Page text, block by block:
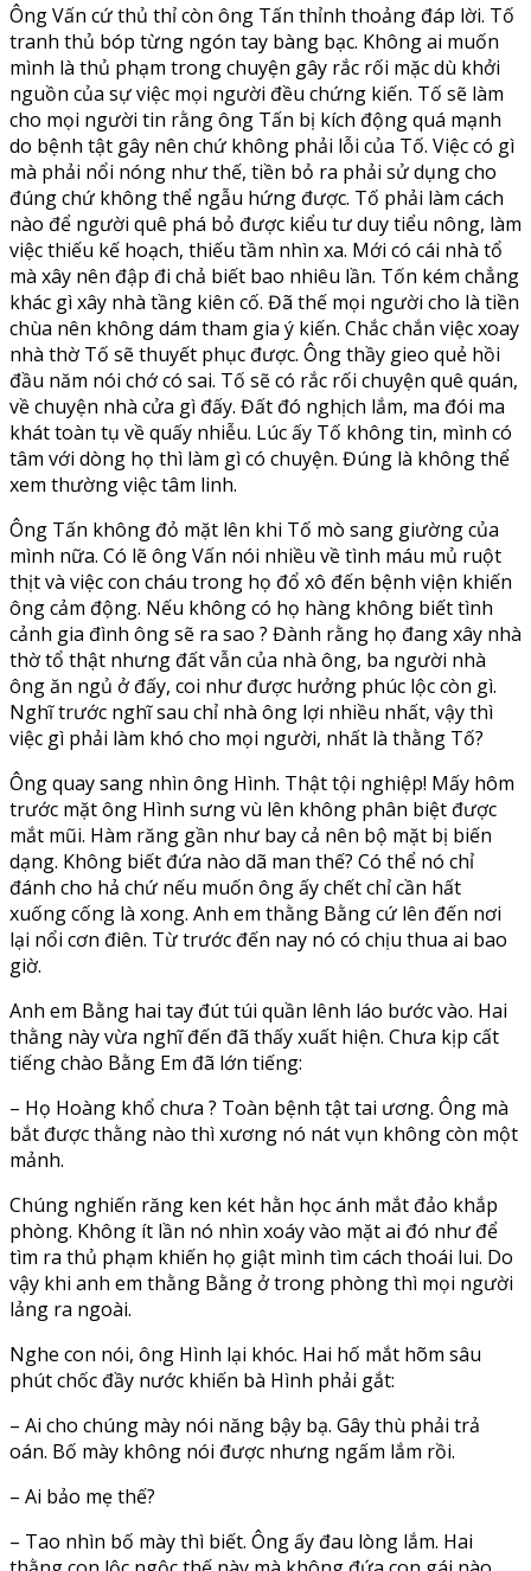
Ông Vấn cứ thủ thỉ còn ông Tấn thỉnh thoảng đáp lời. Tố
tranh thủ bóp từng ngón tay bàng bạc. Không ai muốn
mình là thủ phạm trong chuyện gây rắc rối mặc dù khởi
nguồn của sự việc mọi người đều chứng kiến. Tố sẽ làm
cho mọi người tin rằng ông Tấn bị kích động quá mạnh
do bệnh tật gây nên chứ không phải lỗi của Tố. Việc có gì
mà phải nổi nóng như thế, tiền bỏ ra phải sử dụng cho
đúng chứ không thể ngẫu hứng được. Tố phải làm cách
nào để người quê phá bỏ được kiểu tư duy tiểu nông, làm
việc thiếu kế hoạch, thiếu tầm nhìn xa. Mới có cái nhà tổ
mà xây nên đập đi chả biết bao nhiêu lần. Tốn kém chẳng
khác gì xây nhà tầng kiên cố. Đã thế mọi người cho là tiền
chùa nên không dám tham gia ý kiến. Chắc chắn việc xoay
nhà thờ Tố sẽ thuyết phục được. Ông thầy gieo quẻ hồi
đầu năm nói chớ có sai. Tố sẽ có rắc rối chuyện quê quán,
về chuyện nhà cửa gì đấy. Đất đó nghịch lắm, ma đói ma
khát toàn tụ về quấy nhiễu. Lúc ấy Tố không tin, mình có
tâm với dòng họ thì làm gì có chuyện. Đúng là không thể
xem thường việc tâm linh.
Ông Tấn không đỏ mặt lên khi Tố mò sang giường của
mình nữa. Có lẽ ông Vấn nói nhiều về tình máu mủ ruột
thịt và việc con cháu trong họ đổ xô đến bệnh viện khiến
ông cảm động. Nếu không có họ hàng không biết tình
cảnh gia đình ông sẽ ra sao ? Đành rằng họ đang xây nhà
thờ tổ thật nhưng đất vẫn của nhà ông, ba người nhà
ông ăn ngủ ở đấy, coi như được hưởng phúc lộc còn gì.
Nghĩ trước nghĩ sau chỉ nhà ông lợi nhiều nhất, vậy thì
việc gì phải làm khó cho mọi người, nhất là thằng Tố?
Ông quay sang nhìn ông Hình. Thật tội nghiệp! Mấy hôm
trước mặt ông Hình sưng vù lên không phân biệt được
mắt mũi. Hàm răng gần như bay cả nên bộ mặt bị biến
dạng. Không biết đứa nào dã man thế? Có thể nó chỉ
đánh cho hả chứ nếu muốn ông ấy chết chỉ cần hất
xuống cống là xong. Anh em thằng Bằng cứ lên đến nơi
lại nổi cơn điên. Từ trước đến nay nó có chịu thua ai bao
giờ.
Anh em Bằng hai tay đút túi quần lênh láo bước vào. Hai
thằng này vừa nghĩ đến đã thấy xuất hiện. Chưa kịp cất
tiếng chào Bằng Em đã lớn tiếng:
– Họ Hoàng khổ chưa ? Toàn bệnh tật tai ương. Ông mà
bắt được thằng nào thì xương nó nát vụn không còn một
mảnh.
Chúng nghiến răng ken két hằn học ánh mắt đảo khắp
phòng. Không ít lần nó nhìn xoáy vào mặt ai đó như để
tìm ra thủ phạm khiến họ giật mình tìm cách thoái lui. Do
vậy khi anh em thằng Bằng ở trong phòng thì mọi người
lảng ra ngoài.
Nghe con nói, ông Hình lại khóc. Hai hố mắt hõm sâu
phút chốc đầy nước khiến bà Hình phải gắt:
– Ai cho chúng mày nói năng bậy bạ. Gây thù phải trả
oán. Bố mày không nói được nhưng ngấm lắm rồi.
– Ai bảo mẹ thế?
– Tao nhìn bố mày thì biết. Ông ấy đau lòng lắm. Hai